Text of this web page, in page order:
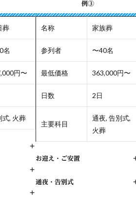
葬
名
円〜
式, 火葬
+
+
+
例③
名称 家族葬
参列者 〜40名
最低価格 363,000円〜
日数 2日
主要科目
通夜, 告別式,
火葬
お迎え・ご安置
通夜・告別式